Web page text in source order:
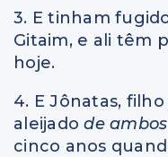
3. E tinham
Gitaim, e ali têm
hoje.
4. E Jônatas,
aleijadode ambos
cinco anos